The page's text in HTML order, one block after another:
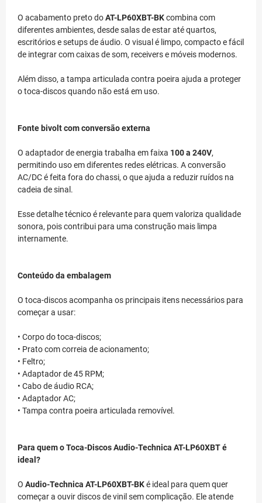
O acabamento preto doAT-LP60XBT-BKcombina com
diferentes ambientes, desde salas de estar até quartos,
escritórios e setups de áudio. O visual é limpo, compacto e fácil
de integrar com caixas de som, receivers e móveis modernos.
Além disso, a tampa articulada contra poeira ajuda a proteger
o toca-discos quando não está em uso.
Fonte bivolt com conversão externa
O adaptador de energia trabalha em faixa 100 a 240V,
permitindo uso em diferentes redes elétricas. A conversão
AC/DC é feita fora do chassi, o que ajuda a reduzir ruídos na
cadeia de sinal.
Esse detalhe técnico é relevante para quem valoriza qualidade
sonora, pois contribui para uma construção mais limpa
internamente.
Conteúdo da embalagem
O toca-discos acompanha os principais itens necessários para
começar a usar:
• Corpo do toca-discos;
• Prato com correia de acionamento;
• Feltro;
• Adaptador de 45 RPM;
• Cabo de áudio RCA;
• Adaptador AC;
• Tampa contra poeira articulada removível.
Para quem o Toca-Discos Audio-Technica AT-LP60XBT é
ideal?
O Audio-Technica AT-LP60XBT-BKé ideal para quem quer
começar a ouvir discos de vinil sem complicação. Ele atende